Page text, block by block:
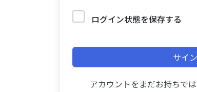
ログイン状態を保存する
サイ
アカウントをまだお持ちで